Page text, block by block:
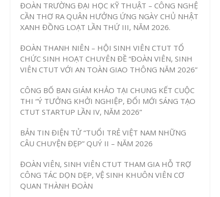
ĐOÀN TRƯỜNG ĐẠI HỌC KỸ THUẬT – CÔNG NGHỆ
CẦN THƠ RA QUÂN HƯỞNG ỨNG NGÀY CHỦ NHẬT
XANH ĐỒNG LOẠT LẦN THỨ III, NĂM 2026.
ĐOÀN THANH NIÊN – HỘI SINH VIÊN CTUT TỔ
CHỨC SINH HOẠT CHUYÊN ĐỀ “ĐOÀN VIÊN, SINH
VIÊN CTUT VỚI AN TOÀN GIAO THÔNG NĂM 2026”
CÔNG BỐ BAN GIÁM KHẢO TẠI CHUNG KẾT CUỘC
THI “Ý TƯỞNG KHỞI NGHIỆP, ĐỔI MỚI SÁNG TẠO
CTUT STARTUP LẦN IV, NĂM 2026”
BẢN TIN ĐIỆN TỬ “TUỔI TRẺ VIỆT NAM NHỮNG
CÂU CHUYỆN ĐẸP” QUÝ II – NĂM 2026
ĐOÀN VIÊN, SINH VIÊN CTUT THAM GIA HỖ TRỢ
CÔNG TÁC DỌN DẸP, VỆ SINH KHUÔN VIÊN CƠ
QUAN THÀNH ĐOÀN